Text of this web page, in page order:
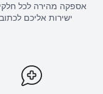
אספקה מהירה לכל
ישירות אליכם